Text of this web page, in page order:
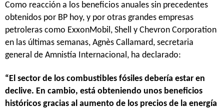
Como reacción a los beneficios anuales sin precedentes
obtenidos por BP hoy, y por otras grandes empresas
petroleras como ExxonMobil, Shell y Chevron Corporation
en las últimas semanas, Agnès Callamard, secretaria
general de Amnistía Internacional, ha declarado:
“El sector de los combustibles fósiles debería estar en
declive. En cambio, está obteniendo unos beneficios
históricos gracias al aumento de los precios de la energía